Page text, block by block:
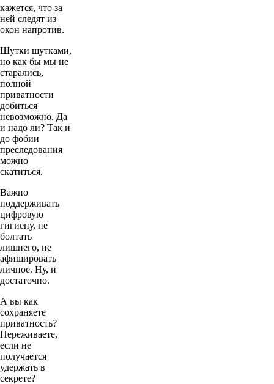
кажется, что за
ней следят из
окон напротив.
Шутки шутками,
но как бы мы не
старались,
полной
приватности
добиться
невозможно. Да
и надо ли? Так и
до фобии
преследования
можно
скатиться.
Важно
поддерживать
цифровую
гигиену, не
болтать
лишнего, не
афишировать
личное. Ну, и
достаточно.
А вы как
сохраняете
приватность?
Переживаете,
если не
получается
удержать в
секрете?